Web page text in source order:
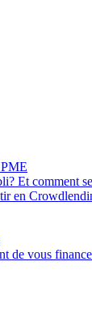
Et comment
en
de vous